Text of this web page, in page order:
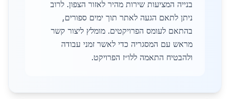
בנייה המציעות שירות מהיר לאזור הצפון. לרוב
ניתן לתאם הגעה לאתר תוך ימים ספורים,
בהתאם לעומס הפרויקטים. מומלץ ליצור קשר
מראש עם המסגריה כדי לאשר זמני עבודה
ולהבטיח התאמה ללו״ז הפרויקט.